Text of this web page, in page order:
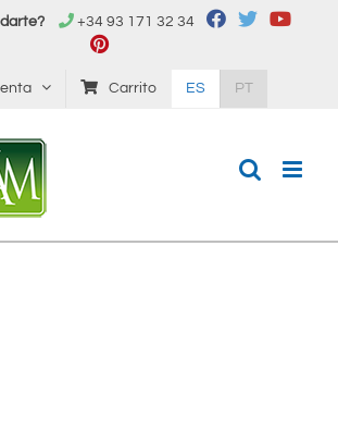
+34 93 171 32 34
Carrito ES PT